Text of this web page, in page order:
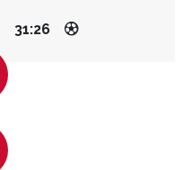
31:26